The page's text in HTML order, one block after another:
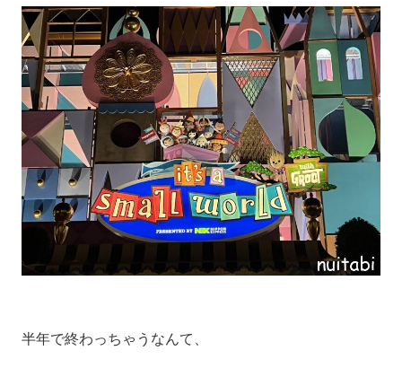
半年で終わっちゃうなんて、